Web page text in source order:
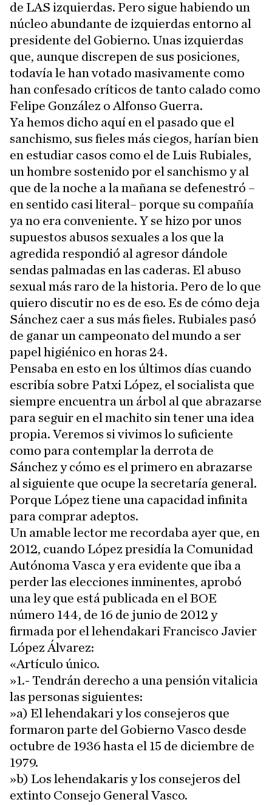
de LAS izquierdas. Pero sigue habiendo un
núcleo abundante de izquierdas entorno al
presidente del Gobierno. Unas izquierdas
que, aunque discrepen de sus posiciones,
todavía le han votado masivamente como
han confesado críticos de tanto calado como
Felipe González o Alfonso Guerra.
Ya hemos dicho aquí en el pasado que el
sanchismo, sus fieles más ciegos, harían bien
en estudiar casos como el de Luis Rubiales,
un hombre sostenido por el sanchismo y al
que de la noche a la mañana se defenestró –
en sentido casi literal– porque su compañía
ya no era conveniente. Y se hizo por unos
supuestos abusos sexuales a los que la
agredida respondió al agresor dándole
sendas palmadas en las caderas. El abuso
sexual más raro de la historia. Pero de lo que
quiero discutir no es de eso. Es de cómo deja
Sánchez caer a sus más fieles. Rubiales pasó
de ganar un campeonato del mundo a ser
papel higiénico en horas 24.
Pensaba en esto en los últimos días cuando
escribía sobre Patxi López, el socialista que
siempre encuentra un árbol al que abrazarse
para seguir en el machito sin tener una idea
propia. Veremos si vivimos lo suficiente
como para contemplar la derrota de
Sánchez y cómo es el primero en abrazarse
al siguiente que ocupe la secretaría general.
Porque López tiene una capacidad infinita
para comprar adeptos.
Un amable lector me recordaba ayer que, en
2012, cuando López presidía la Comunidad
Autónoma Vasca y era evidente que iba a
perder las elecciones inminentes, aprobó
una ley que está publicada en el BOE
número 144, de 16 de junio de 2012 y
firmada por el lehendakari Francisco Javier
López Álvarez:
«Artículo único.
»1.- Tendrán derecho a una pensión vitalicia
las personas siguientes:
»a) El lehendakari y los consejeros que
formaron parte del Gobierno Vasco desde
octubre de 1936 hasta el 15 de diciembre de
1979.
»b) Los lehendakaris y los consejeros del
extinto Consejo General Vasco.